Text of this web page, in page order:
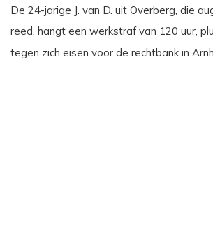
De 24-jarige J. van D. uit Overberg, die
reed, hangt een werkstraf van 120 uur,
tegen zich eisen voor de rechtbank in